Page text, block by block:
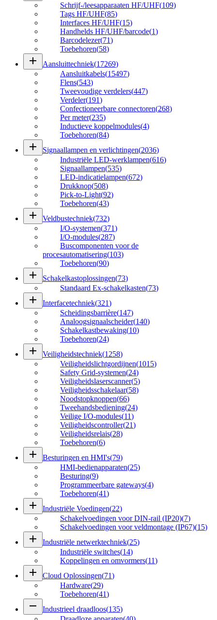
Schrijf-/leesapparaaten HF/UHF(109)
Tags HF/UHF(85)
Interfaces HF/UHF(15)
Handhelds HF/UHF/barcode(1)
Barcodelezer(71)
Toebehoren(58)
add Aansluittechniek(17269)
Aansluitkabels(15497)
Flens(543)
Tweevoudige verdelers(447)
Verdeler(191)
Confectioneerbare connectoren(268)
Per meter(235)
Inductieve koppelmodules(4)
Toebehoren(84)
add Signaallampen en verlichtingen(2036)
Industriële LED-werklampen(616)
Signaallampen(535)
LED-indicatielampen(672)
Drukknop(508)
Pick-to-Light(92)
Toebehoren(43)
add Veldbustechniek(732)
I/O-systemen(371)
I/O-modules(287)
Buscomponenten voor de
procesautomatisering(103)
Toebehoren(90)
add Schakelkastoplossingen(73)
Standaard Ex-schakelkasten(73)
add Interfacetechniek(321)
Scheidingsbarrière(147)
Analoogsignaalscheider(140)
Schakelkastbewaking(10)
Toebehoren(24)
add Veiligheidstechniek(1258)
Veiligheidslichtgordijnen(1015)
Safety Grid-systemen(24)
Veiligheidslaserscanner(5)
Veiligheidsschakelaar(58)
Noodstopknoppen(66)
Tweehandsbediening(24)
Veilige I/O-modules(11)
Veiligheidscontroller(21)
Veiligheidsrelais(28)
Toebehoren(6)
add Besturingen en HMI's(79)
HMI-bedienapparaten(25)
Besturing(9)
Programmeerbare gateways(4)
Toebehoren(41)
add Industriële Voedingen(22)
Schakelvoedingen voor DIN-rail (IP20)(7)
Schakelvoedingen voor veldmontage (IP67)(15)
add Industriële netwerktechniek(25)
Industriële switches(14)
Koppelingen en omvormers(11)
add Cloud Oplossingen(71)
Hardware(29)
Toebehoren(41)
remove Industrieel draadloos(135)